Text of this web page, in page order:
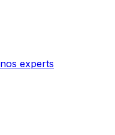
experts